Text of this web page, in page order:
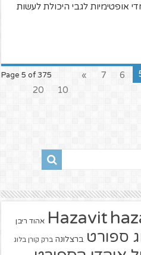
אופטימיות לגבי היכולת לעשות
Page 5 of 375 6
7
»
10
20
Hazavit אהוד ריבן
ספורט ברצלונה ברק קורן בלוג